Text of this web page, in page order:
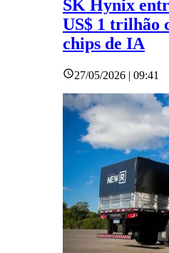
SK Hynix
US$ 1 trilhão
chips de IA
27/05/2026 | 09:41